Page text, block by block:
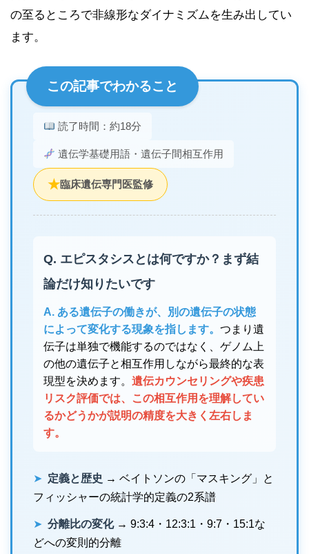
の至るところで非線形なダイナミズムを生み出してい
ます。
この記事でわかること
読了時間：約18分
遺伝学基礎用語・遺伝子間相互作用
★臨床遺伝専門医監修
Q. エピスタシスとは何ですか？まず結
論だけ知りたいです
A. ある遺伝子の働きが、別の遺伝子の状態
によって変化する現象を指します。 つまり遺
伝子は単独で機能するのではなく、ゲノム上
の他の遺伝子と相互作用しながら最終的な表
現型を決めます。 遺伝カウンセリングや疾患
リスク評価では、この相互作用を理解してい
るかどうかが説明の精度を大きく左右しま
す。
➤ 定義と歴史 → ベイトソンの「マスキング」と
フィッシャーの統計学的定義の2系譜
➤ 分離比の変化→ 9:3:4・12:3:1・9:7・15:1な
どへの変則的分離